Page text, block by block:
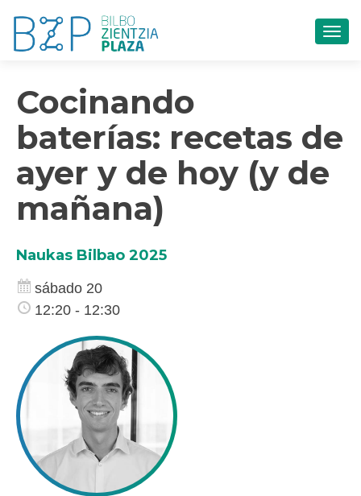
Cocinando
baterías: recetas de
ayer y de hoy (y de
mañana)
Naukas Bilbao 2025
sábado 20
12:20 - 12:30